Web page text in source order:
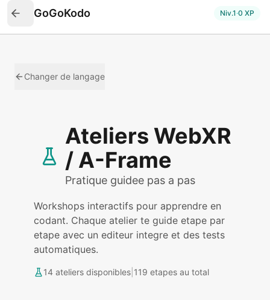
GoGoKodo Niv.1·0 XP
Changer de langage
Ateliers WebXR
/ A-Frame
Pratique guidee pas a pas
Workshops interactifs pour apprendre en
codant. Chaque atelier te guide etape par
etape avec un editeur integre et des tests
automatiques.
14 ateliers disponibles 119 etapes au total